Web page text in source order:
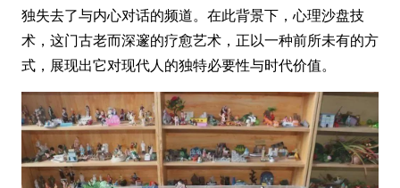
独失去了与内心对话的频道。在此背景下，心理沙盘技
术，这门古老而深邃的疗愈艺术，正以一种前所未有的方
式，展现出它对现代人的独特必要性与时代价值。